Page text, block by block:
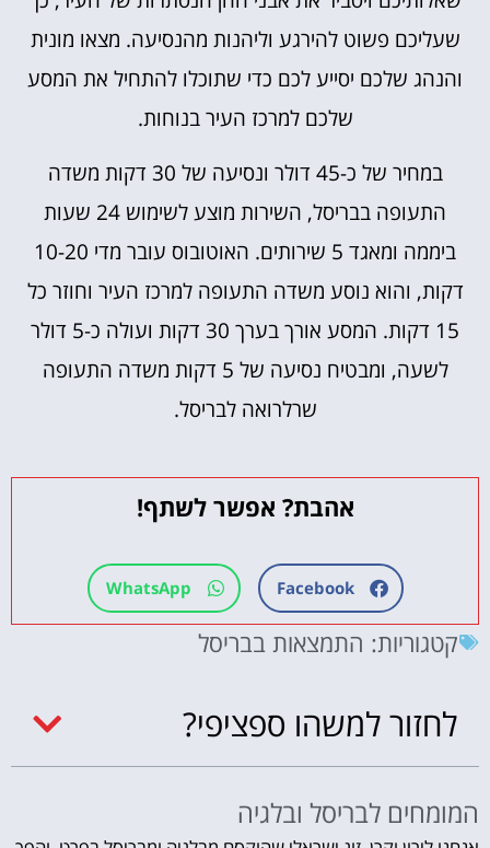
שעליכם פשוט להירגע וליהנות מהנסיעה. מצאו מונית
והנהג שלכם יסייע לכם כדי שתוכלו להתחיל את המסע
שלכם למרכז העיר בנוחות.
במחיר של כ-45 דולר ונסיעה של 30 דקות משדה
התעופה בבריסל, השירות מוצע לשימוש 24 שעות
ביממה ומאגד 5 שירותים. האוטובוס עובר מדי 10-20
דקות, והוא נוסע משדה התעופה למרכז העיר וחוזר כל
15 דקות. המסע אורך בערך 30 דקות ועולה כ-5 דולר
לשעה, ומבטיח נסיעה של 5 דקות משדה התעופה
שרלרואה לבריסל.
אהבת? אפשר לשתף!
Facebook
WhatsApp
קטגוריות: התמצאות בבריסל
לחזור למשהו ספציפי?
המומחים לבריסל ובלגיה